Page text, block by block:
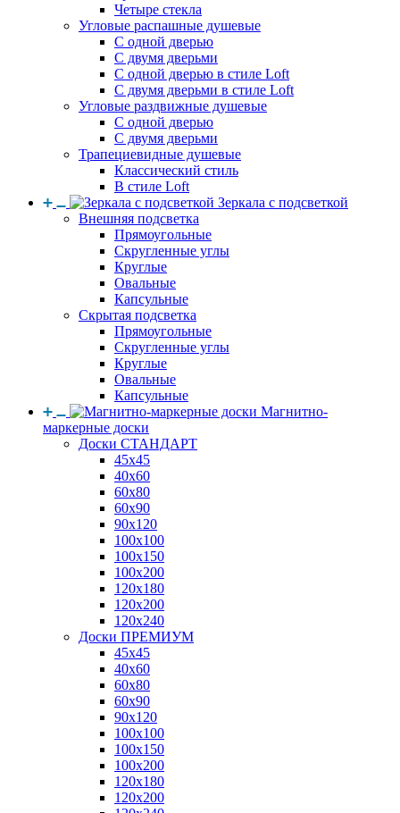
Четыре стекла
Угловые распашные душевые
С одной дверью
С двумя дверьми
С одной дверью в стиле Loft
С двумя дверьми в стиле Loft
Угловые раздвижные душевые
С одной дверью
С двумя дверьми
Трапециевидные душевые
Классический стиль
В стиле Loft
Зеркала с подсветкой
Внешняя подсветка
Прямоугольные
Скругленные углы
Круглые
Овальные
Капсульные
Скрытая подсветка
Прямоугольные
Скругленные углы
Круглые
Овальные
Капсульные
Магнитно-
маркерные доски
Доски СТАНДАРТ
45x45
40x60
60x80
60x90
90x120
100x100
100x150
100x200
120x180
120x200
120x240
Доски ПРЕМИУМ
45x45
40x60
60x80
60x90
90x120
100x100
100x150
100x200
120x180
120x200